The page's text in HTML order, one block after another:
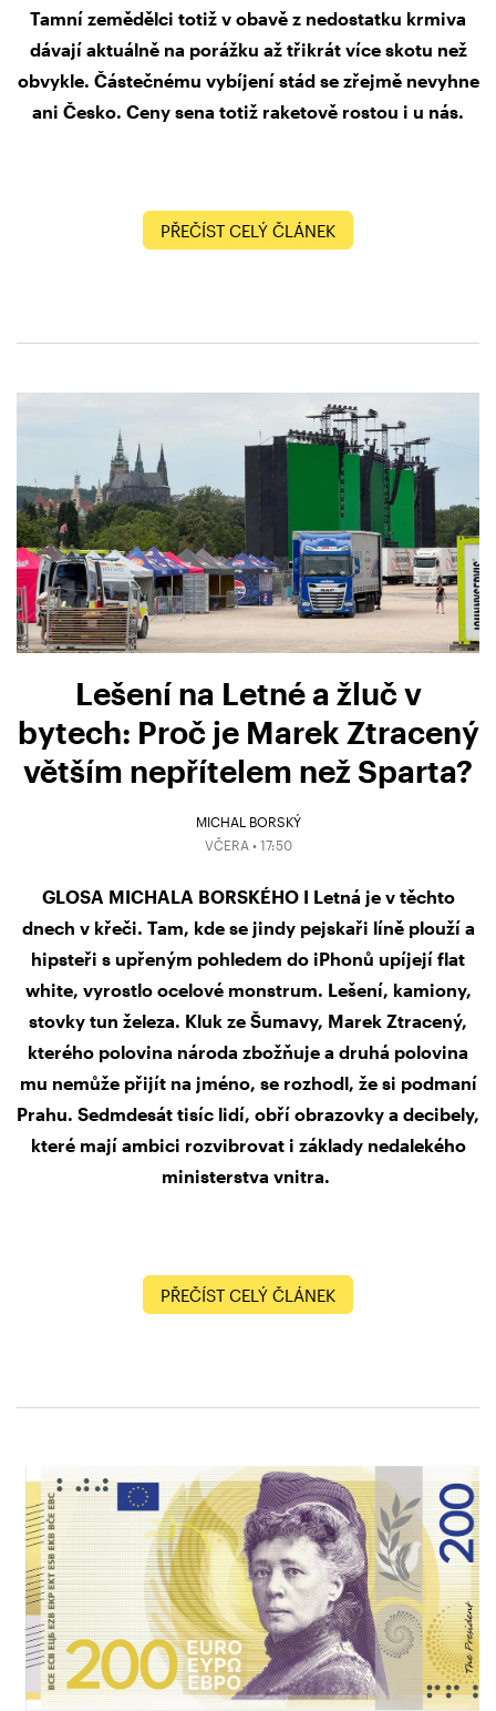
Tamní zemědělci totiž v obavě z nedostatku krmiva
dávají aktuálně na porážku až třikrát více skotu než
obvykle. Částečnému vybíjení stád se zřejmě nevyhne
ani Česko. Ceny sena totiž raketově rostou i u nás.
PŘEČÍST CELÝ ČLÁNEK
Lešení na Letné a žluč v
bytech: Proč je Marek Ztracený
větším nepřítelem než Sparta?
MICHAL BORSKÝ
VČERA • 17:50
GLOSA MICHALA BORSKÉHO I Letná je v těchto
dnech v křeči. Tam, kde se jindy pejskaři líně plouží a
hipsteři s upřeným pohledem do iPhonů upíjejí flat
white, vyrostlo ocelové monstrum. Lešení, kamiony,
stovky tun železa. Kluk ze Šumavy, Marek Ztracený,
kterého polovina národa zbožňuje a druhá polovina
mu nemůže přijít na jméno, se rozhodl, že si podmaní
Prahu. Sedmdesát tisíc lidí, obří obrazovky a decibely,
které mají ambici rozvibrovat i základy nedalekého
ministerstva vnitra.
PŘEČÍST CELÝ ČLÁNEK